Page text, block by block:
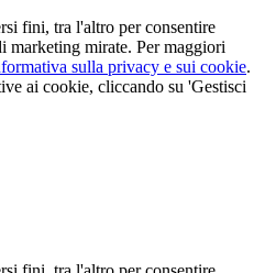
fini, tra l'altro per consentire
marketing mirate. Per maggiori
sulla privacy e sui cookie.
ai cookie, cliccando su 'Gestisci